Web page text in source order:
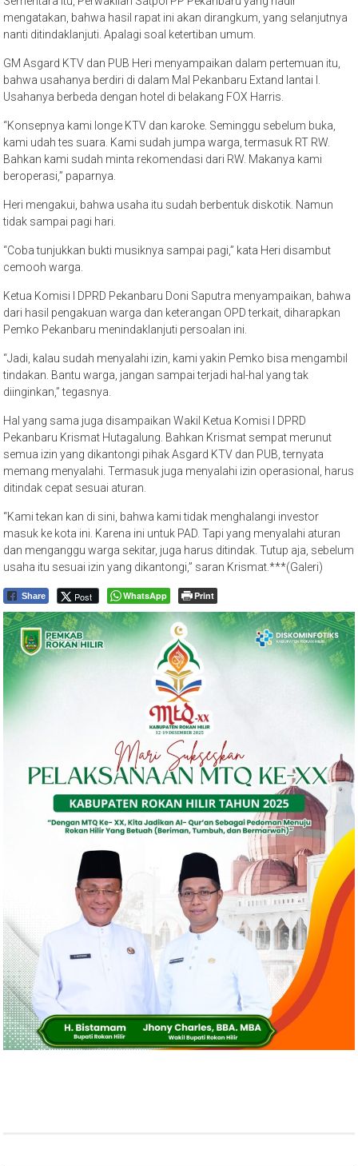
mengatakan, bahwa hasil rapat ini akan dirangkum, yang selanjutnya
nanti ditindaklanjuti. Apalagi soal ketertiban umum.
GM Asgard KTV dan PUB Heri menyampaikan dalam pertemuan itu,
bahwa usahanya berdiri di dalam Mal Pekanbaru Extand lantai I.
Usahanya berbeda dengan hotel di belakang FOX Harris.
“Konsepnya kami longe KTV dan karoke. Seminggu sebelum buka,
kami udah tes suara. Kami sudah jumpa warga, termasuk RT RW.
Bahkan kami sudah minta rekomendasi dari RW. Makanya kami
beroperasi,” paparnya.
Heri mengakui, bahwa usaha itu sudah berbentuk diskotik. Namun
tidak sampai pagi hari.
“Coba tunjukkan bukti musiknya sampai pagi,” kata Heri disambut
cemooh warga.
Ketua Komisi I DPRD Pekanbaru Doni Saputra menyampaikan, bahwa
dari hasil pengakuan warga dan keterangan OPD terkait, diharapkan
Pemko Pekanbaru menindaklanjuti persoalan ini.
“Jadi, kalau sudah menyalahi izin, kami yakin Pemko bisa mengambil
tindakan. Bantu warga, jangan sampai terjadi hal-hal yang tak
diinginkan,” tegasnya.
Hal yang sama juga disampaikan Wakil Ketua Komisi I DPRD
Pekanbaru Krismat Hutagalung. Bahkan Krismat sempat merunut
semua izin yang dikantongi pihak Asgard KTV dan PUB, ternyata
memang menyalahi. Termasuk juga menyalahi izin operasional, harus
ditindak cepat sesuai aturan.
“Kami tekan kan di sini, bahwa kami tidak menghalangi investor
masuk ke kota ini. Karena ini untuk PAD. Tapi yang menyalahi aturan
dan menganggu warga sekitar, juga harus ditindak. Tutup aja, sebelum
usaha itu sesuai izin yang dikantongi,” saran Krismat.***(Galeri)
Share Post WhatsApp Print